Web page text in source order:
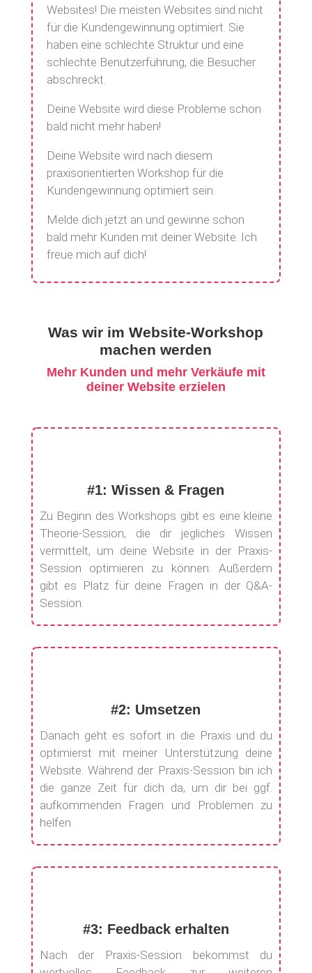
Websites! Die meisten Websites sind nicht
für die Kundengewinnung optimiert. Sie
haben eine schlechte Struktur und eine
schlechte Benutzerführung, die Besucher
abschreckt.
Deine Website wird diese Probleme schon
bald nicht mehr haben!
Deine Website wird nach diesem
praxisorientierten Workshop für die
Kundengewinnung optimiert sein.
Melde dich jetzt an und gewinne schon
bald mehr Kunden mit deiner Website. Ich
freue mich auf dich!
Was wir im Website-Workshop
machen werden
Mehr Kunden und mehr Verkäufe mit
deiner Website erzielen
#1: Wissen & Fragen
Zu Beginn des Workshops gibt es eine kleine
Theorie-Session, die dir jegliches Wissen
vermittelt, um deine Website in der Praxis-
Session optimieren zu können. Außerdem
gibt es Platz für deine Fragen in der Q&A-
Session.
#2: Umsetzen
Danach geht es sofort in die Praxis und du
optimierst mit meiner Unterstützung deine
Website. Während der Praxis-Session bin ich
die ganze Zeit für dich da, um dir bei ggf.
aufkommenden Fragen und Problemen zu
helfen.
#3: Feedback erhalten
Nach der Praxis-Session bekommst du